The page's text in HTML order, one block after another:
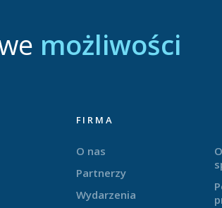
możliwości
FIRMA
O nas
Partnerzy
Wydarzenia